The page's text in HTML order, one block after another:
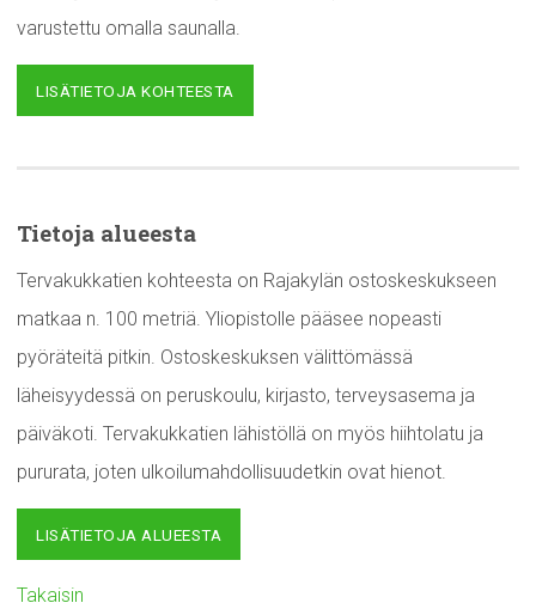
varustettu omalla saunalla.
LISÄTIETOJA KOHTEESTA
Tietoja alueesta
Tervakukkatien kohteesta on Rajakylän ostoskeskukseen
matkaa n. 100 metriä. Yliopistolle pääsee nopeasti
pyöräteitä pitkin. Ostoskeskuksen välittömässä
läheisyydessä on peruskoulu, kirjasto, terveysasema ja
päiväkoti. Tervakukkatien lähistöllä on myös hiihtolatu ja
pururata, joten ulkoilumahdollisuudetkin ovat hienot.
LISÄTIETOJA ALUEESTA
Takaisin